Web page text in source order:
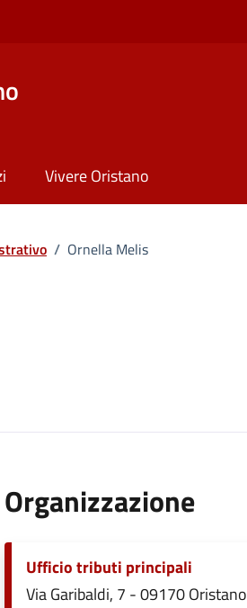
Vivere Oristano
/ Ornella Melis
Organizzazione
Ufficio tributi principali
Via Garibaldi, 7 - 09170 Oristano